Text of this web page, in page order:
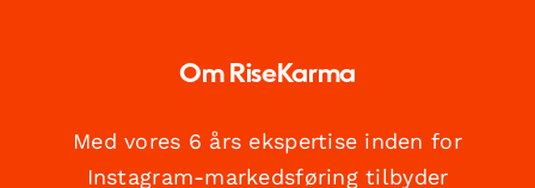
Om RiseKarma
Med vores 6 års ekspertise inden for
Instagram-markedsføring tilbyder